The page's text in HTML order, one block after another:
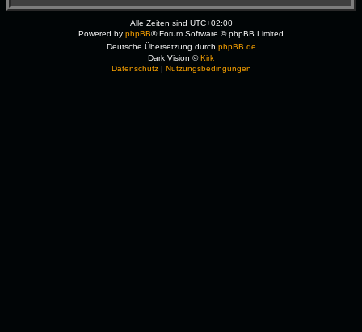
Alle Zeiten sind UTC+02:00
Powered by phpBB® Forum Software © phpBB Limited
Deutsche Übersetzung durch phpBB.de
Dark Vision ©Kirk
Datenschutz| Nutzungsbedingungen